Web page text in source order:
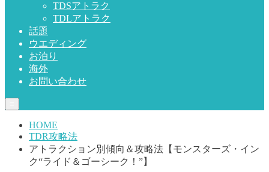
TDSアトラク
TDLアトラク
話題
ウエディング
お泊り
海外
お問い合わせ
HOME
TDR攻略法
アトラクション別傾向＆攻略法【モンスターズ・イン
ク“ライド＆ゴーシーク！”】